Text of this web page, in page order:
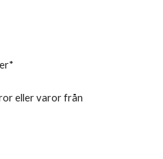
eller varor från